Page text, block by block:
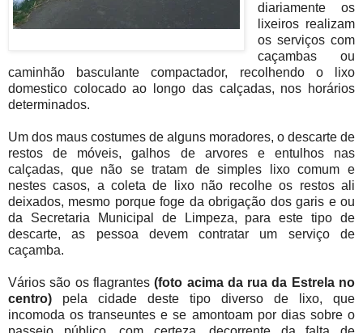
diariamente os
lixeiros realizam
os serviços com
caçambas ou
caminhão basculante compactador, recolhendo o lixo
domestico colocado ao longo das calçadas, nos horários
determinados.
Um dos maus costumes de alguns moradores, o descarte de
restos de móveis, galhos de arvores e entulhos nas
calçadas, que não se tratam de simples lixo comum e
nestes casos, a coleta de lixo não recolhe os restos ali
deixados, mesmo porque foge da obrigação dos garis e ou
da Secretaria Municipal de Limpeza, para este tipo de
descarte, as pessoa devem contratar um serviço de
caçamba.
Vários são os flagrantes(foto acima da rua da Estrela no
centro) pela cidade deste tipo diverso de lixo, que
incomoda os transeuntes e se amontoam por dias sobre o